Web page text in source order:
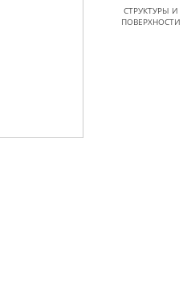
СТРУКТУРЫ И
ПОВЕРХНОСТИ